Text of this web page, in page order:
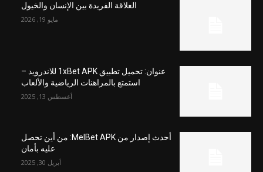
العلاقة الفريدة بين الإنسان والخيول
مايو 19, 2026
عنوان: تحميل تطبيق 1xBet APK للاندرويد –
استمتع بالمراهنات الرياضية والألعاب
أغسطس 13, 2025
أحدث إصدار من MelBet APK: من أين تحصل
عليه بأمان
أبريل 30, 2025